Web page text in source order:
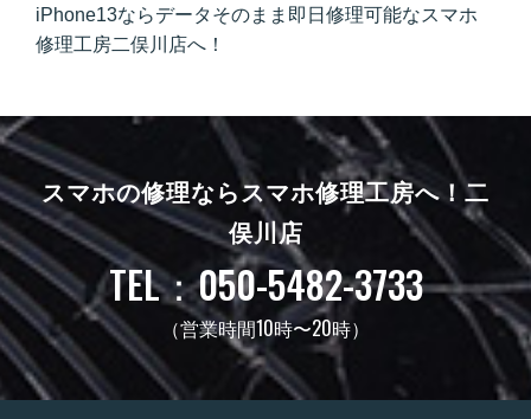
iPhone13ならデータそのまま即日修理可能なスマホ
修理工房二俣川店へ！
スマホの修理ならスマホ修理工房へ！二
俣川店
TEL：050-5482-3733
（営業時間10時〜20時）